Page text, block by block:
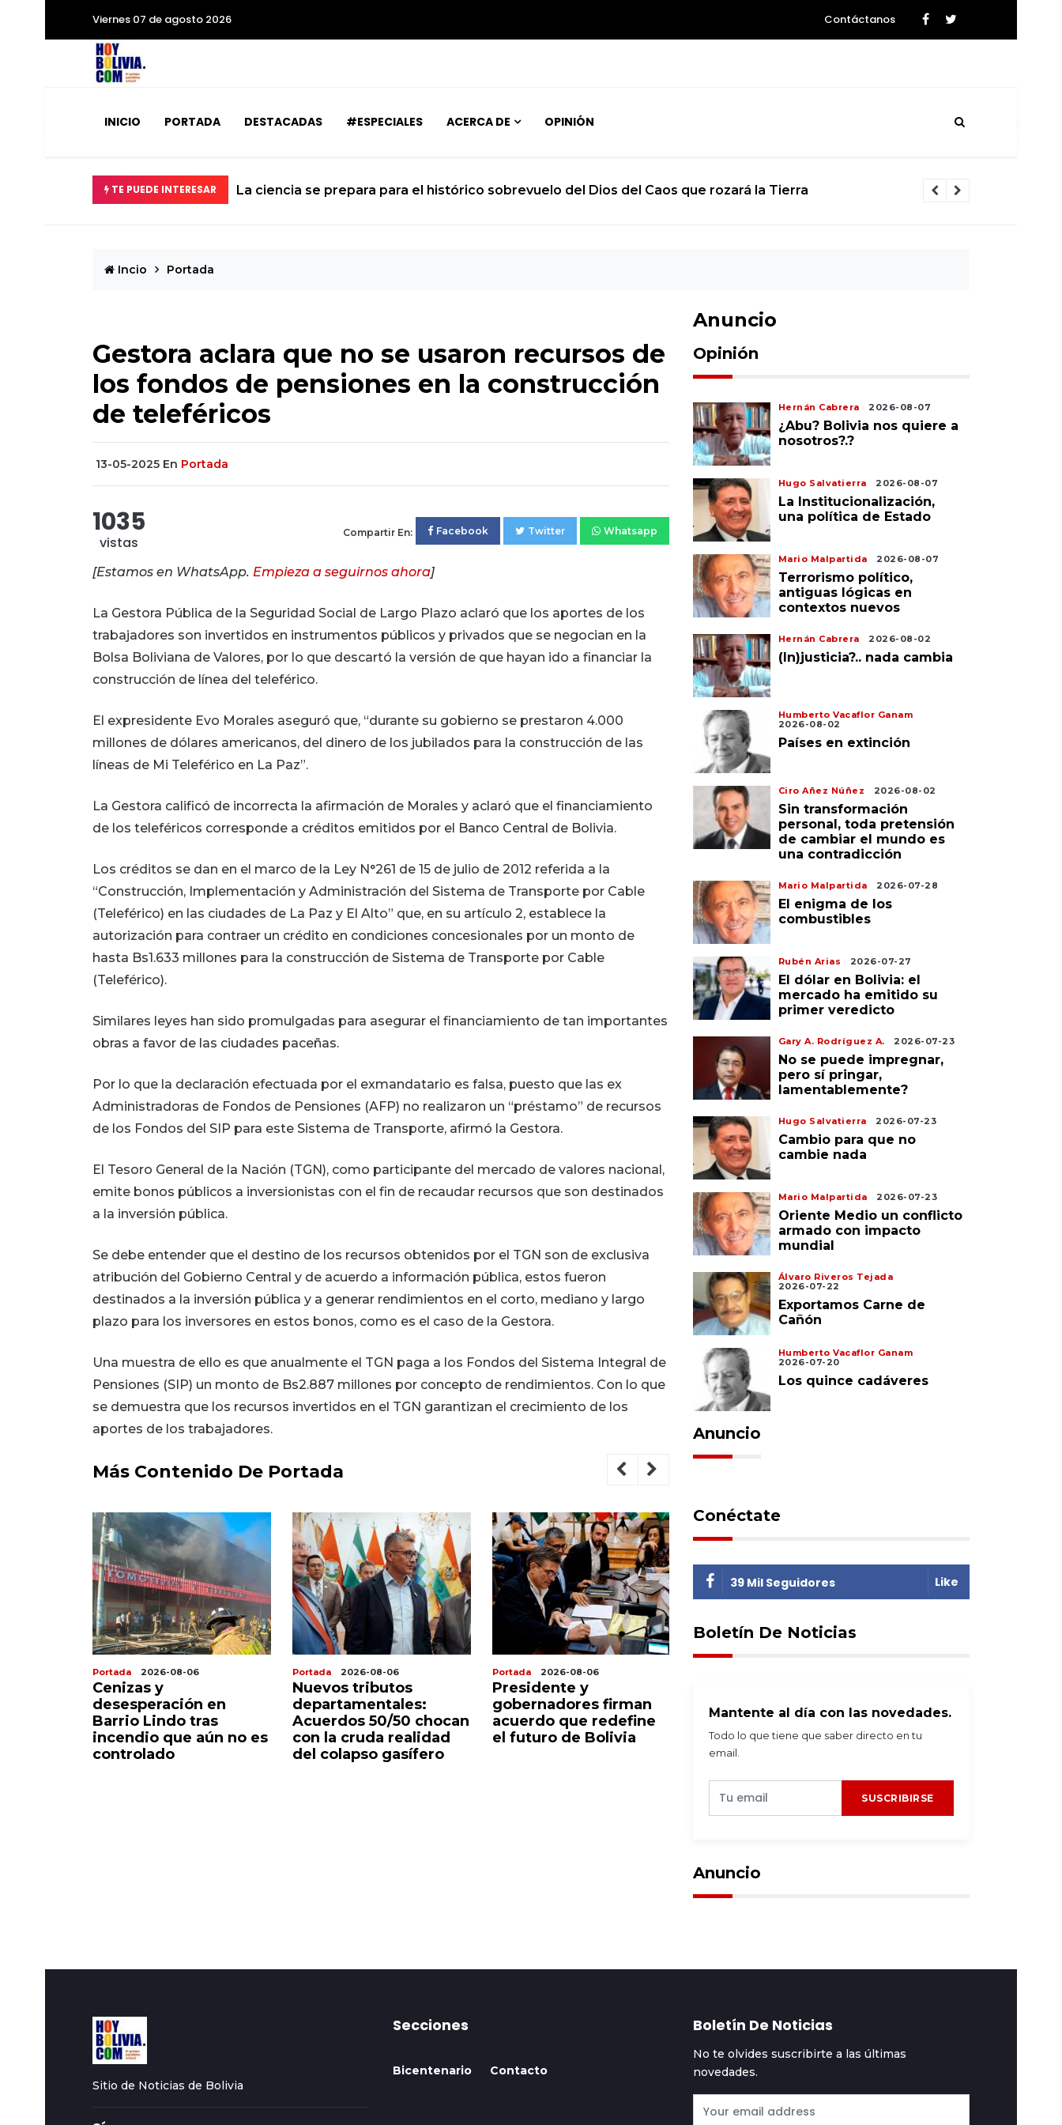
Viernes 07 de agosto 2026 Contáctanos
INICIO PORTADA DESTACADAS #ESPECIALES ACERCA DE OPINIÓN
TE PUEDE INTERESAR La ciencia se prepara para el histórico sobrevuelo del Dios del Caos que rozará la Tierra
Incio Portada
Gestora aclara que no se usaron recursos de
los fondos de pensiones en la construcción
de teleféricos
13-05-2025 En Portada
1035
vistas
Compartir En: Facebook Twitter Whatsapp
[Estamos en WhatsApp. Empieza a seguirnos ahora]
La Gestora Pública de la Seguridad Social de Largo Plazo aclaró que los aportes de los
trabajadores son invertidos en instrumentos públicos y privados que se negocian en la
Bolsa Boliviana de Valores, por lo que descartó la versión de que hayan ido a financiar la
construcción de línea del teleférico.
El expresidente Evo Morales aseguró que, “durante su gobierno se prestaron 4.000
millones de dólares americanos, del dinero de los jubilados para la construcción de las
líneas de Mi Teleférico en La Paz”.
La Gestora calificó de incorrecta la afirmación de Morales y aclaró que el financiamiento
de los teleféricos corresponde a créditos emitidos por el Banco Central de Bolivia.
Los créditos se dan en el marco de la Ley N°261 de 15 de julio de 2012 referida a la
“Construcción, Implementación y Administración del Sistema de Transporte por Cable
(Teleférico) en las ciudades de La Paz y El Alto” que, en su artículo 2, establece la
autorización para contraer un crédito en condiciones concesionales por un monto de
hasta Bs1.633 millones para la construcción de Sistema de Transporte por Cable
(Teleférico).
Similares leyes han sido promulgadas para asegurar el financiamiento de tan importantes
obras a favor de las ciudades paceñas.
Por lo que la declaración efectuada por el exmandatario es falsa, puesto que las ex
Administradoras de Fondos de Pensiones (AFP) no realizaron un “préstamo” de recursos
de los Fondos del SIP para este Sistema de Transporte, afirmó la Gestora.
El Tesoro General de la Nación (TGN), como participante del mercado de valores nacional,
emite bonos públicos a inversionistas con el fin de recaudar recursos que son destinados
a la inversión pública.
Se debe entender que el destino de los recursos obtenidos por el TGN son de exclusiva
atribución del Gobierno Central y de acuerdo a información pública, estos fueron
destinados a la inversión pública y a generar rendimientos en el corto, mediano y largo
plazo para los inversores en estos bonos, como es el caso de la Gestora.
Una muestra de ello es que anualmente el TGN paga a los Fondos del Sistema Integral de
Pensiones (SIP) un monto de Bs2.887 millones por concepto de rendimientos. Con lo que
se demuestra que los recursos invertidos en el TGN garantizan el crecimiento de los
aportes de los trabajadores.
Más Contenido De Portada
Portada 2026-08-06
Cenizas y
desesperación en
Barrio Lindo tras
incendio que aún no es
controlado
Portada 2026-08-06
Nuevos tributos
departamentales:
Acuerdos 50/50 chocan
con la cruda realidad
del colapso gasífero
Portada 2026-08-06
Presidente y
gobernadores firman
acuerdo que redefine
el futuro de Bolivia
y baja por escalera
dejando al boliviano sin
valor
militarizar la frontera
un decreto para usar
armas sin
Anuncio
Opinión
Hernán Cabrera 2026-08-07
¿Abu? Bolivia nos quiere a
nosotros?.?
Hugo Salvatierra 2026-08-07
La Institucionalización,
una política de Estado
Mario Malpartida 2026-08-07
Terrorismo político,
antiguas lógicas en
contextos nuevos
Hernán Cabrera 2026-08-02
(In)justicia?.. nada cambia
Humberto Vacaflor Ganam
2026-08-02
Países en extinción
Ciro Añez Núñez 2026-08-02
Sin transformación
personal, toda pretensión
de cambiar el mundo es
una contradicción
Mario Malpartida 2026-07-28
El enigma de los
combustibles
Rubén Arias 2026-07-27
El dólar en Bolivia: el
mercado ha emitido su
primer veredicto
Gary A. Rodríguez A. 2026-07-23
No se puede impregnar,
pero sí pringar,
lamentablemente?
Hugo Salvatierra 2026-07-23
Cambio para que no
cambie nada
Mario Malpartida 2026-07-23
Oriente Medio un conflicto
armado con impacto
mundial
Álvaro Riveros Tejada
2026-07-22
Exportamos Carne de
Cañón
Humberto Vacaflor Ganam
2026-07-20
Los quince cadáveres
Anuncio
Conéctate
39 Mil Seguidores Like
Boletín De Noticias
Mantente al día con las novedades.
Todo lo que tiene que saber directo en tu
email.
SUSCRIBIRSE
Anuncio
Sitio de Noticias de Bolivia
Secciones
Bicentenario Contacto
Boletín De Noticias
No te olvides suscribirte a las últimas
novedades.